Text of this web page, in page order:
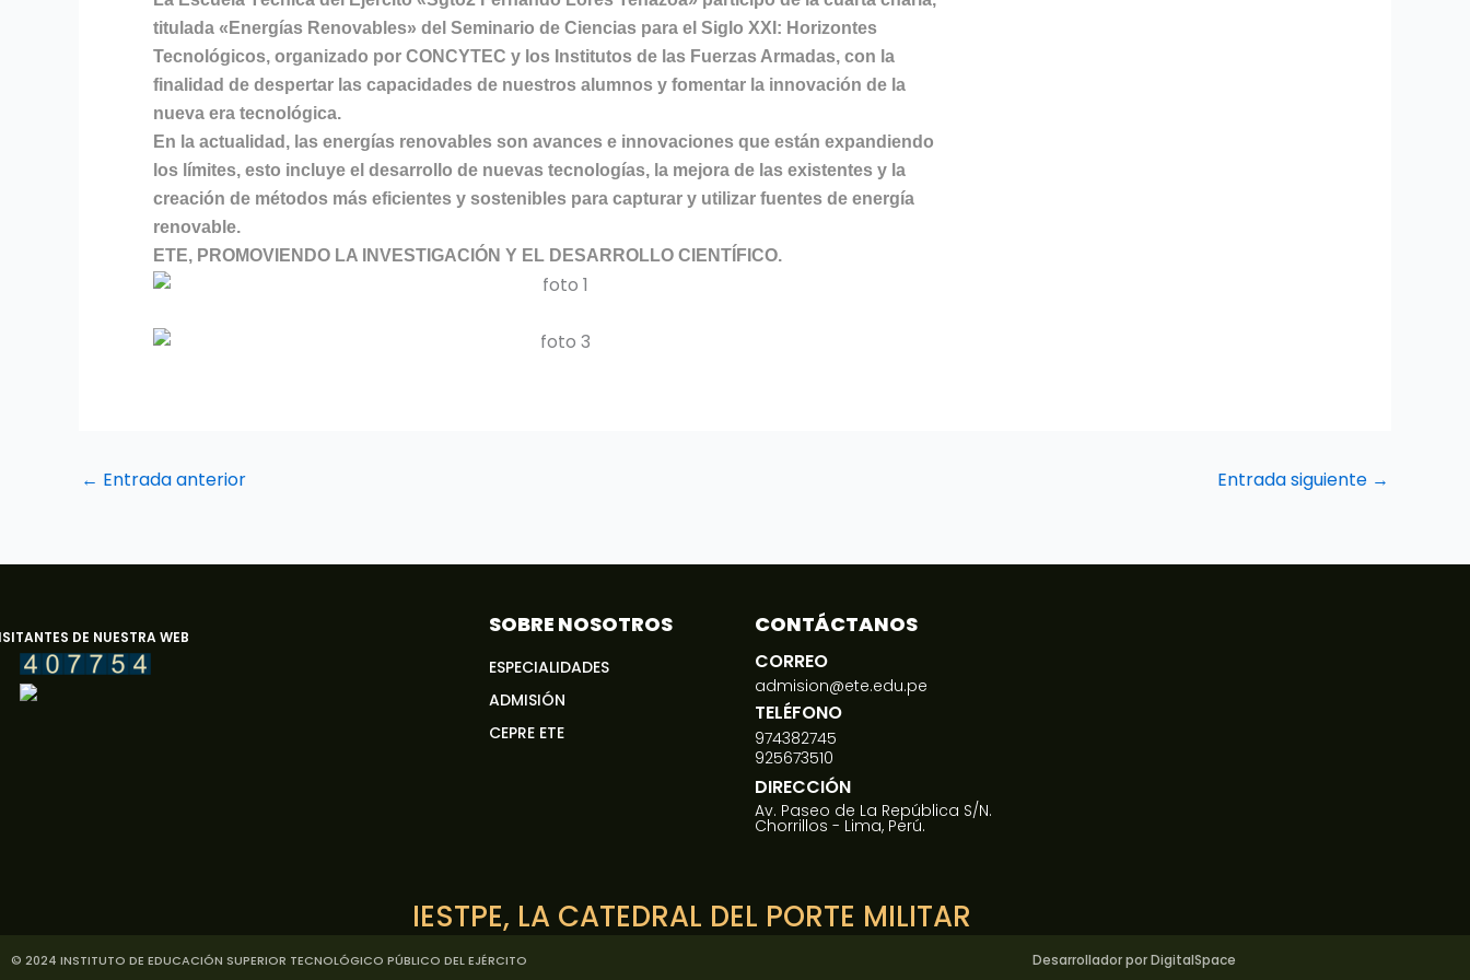
titulada «Energías Renovables» del Seminario de Ciencias para el Siglo XXI: Horizontes
Tecnológicos, organizado por CONCYTEC y los Institutos de las Fuerzas Armadas, con la
finalidad de despertar las capacidades de nuestros alumnos y fomentar la innovación de la
nueva era tecnológica.
En la actualidad, las energías renovables son avances e innovaciones que están expandiendo
los límites, esto incluye el desarrollo de nuevas tecnologías, la mejora de las existentes y la
creación de métodos más eficientes y sostenibles para capturar y utilizar fuentes de energía
renovable.
ETE, PROMOVIENDO LA INVESTIGACIÓN Y EL DESARROLLO CIENTÍFICO.
← Entrada anterior Entrada siguiente →
DE NUESTRA WEB
IESTPE, LA CATEDRAL DEL PORTE MILITAR
SOBRE NOSOTROS
ESPECIALIDADES
ADMISIÓN
CEPRE ETE
CONTÁCTANOS
CORREO
admision@ete.edu.pe
TELÉFONO
974382745
925673510
DIRECCIÓN
Av. Paseo de La República S/N.
Chorrillos - Lima, Perú.
© 2024 INSTITUTO DE EDUCACIÓN SUPERIOR TECNOLÓGICO PÚBLICO DEL EJÉRCITO Desarrollador por DigitalSpace